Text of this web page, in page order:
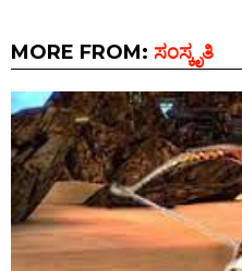
MORE FROM: ಸಂಸ್ಕೃತಿ